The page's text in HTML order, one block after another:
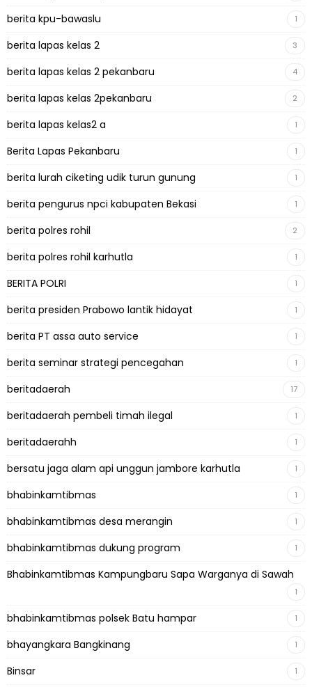
berita kpu-bawaslu 1
berita lapas kelas 2 3
berita lapas kelas 2 pekanbaru 4
berita lapas kelas 2pekanbaru 2
berita lapas kelas2 a 1
Berita Lapas Pekanbaru 1
berita lurah ciketing udik turun gunung 1
berita pengurus npci kabupaten Bekasi 1
berita polres rohil 2
berita polres rohil karhutla 1
BERITA POLRI 1
berita presiden Prabowo lantik hidayat 1
berita PT assa auto service 1
berita seminar strategi pencegahan 1
beritadaerah 17
beritadaerah pembeli timah ilegal 1
beritadaerahh 1
bersatu jaga alam api unggun jambore karhutla 1
bhabinkamtibmas 1
bhabinkamtibmas desa merangin 1
bhabinkamtibmas dukung program 1
Bhabinkamtibmas Kampungbaru Sapa Warganya di Sawah
1
bhabinkamtibmas polsek Batu hampar 1
bhayangkara Bangkinang 1
Binsar 1